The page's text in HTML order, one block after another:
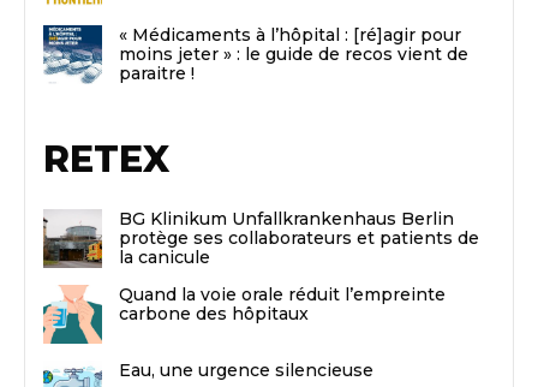
« Médicaments à l’hôpital : [ré]agir pour
moins jeter » : le guide de recos vient de
paraitre !
RETEX
BG Klinikum Unfallkrankenhaus Berlin
protège ses collaborateurs et patients de
la canicule
Quand la voie orale réduit l’empreinte
carbone des hôpitaux
Eau, une urgence silencieuse